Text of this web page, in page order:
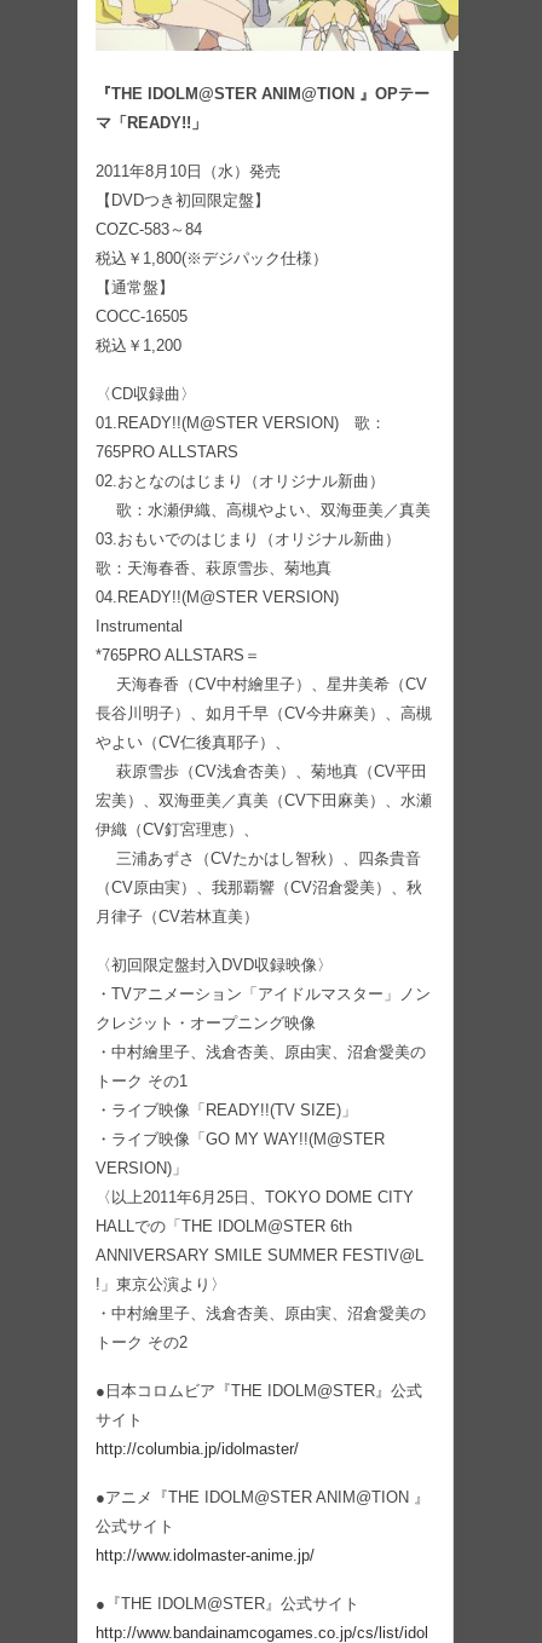
『THE IDOLM@STER ANIM@TION 』OPテー
マ「READY!!」
2011年8月10日（水）発売
【DVDつき初回限定盤】
COZC-583～84
税込￥1,800(※デジパック仕様）
【通常盤】
COCC-16505
税込￥1,200
〈CD収録曲〉
01.READY!!(M@STER VERSION) 歌：
765PRO ALLSTARS
02.おとなのはじまり（オリジナル新曲）
歌：水瀬伊織、高槻やよい、双海亜美／真美
03.おもいでのはじまり（オリジナル新曲）
歌：天海春香、萩原雪歩、菊地真
04.READY!!(M@STER VERSION)
Instrumental
*765PRO ALLSTARS＝
天海春香（CV中村繪里子）、星井美希（CV
長谷川明子）、如月千早（CV今井麻美）、高槻
やよい（CV仁後真耶子）、
萩原雪歩（CV浅倉杏美）、菊地真（CV平田
宏美）、双海亜美／真美（CV下田麻美）、水瀬
伊織（CV釘宮理恵）、
三浦あずさ（CVたかはし智秋）、四条貴音
（CV原由実）、我那覇響（CV沼倉愛美）、秋
月律子（CV若林直美）
〈初回限定盤封入DVD収録映像〉
・TVアニメーション「アイドルマスター」ノン
クレジット・オープニング映像
・中村繪里子、浅倉杏美、原由実、沼倉愛美の
トーク その1
・ライブ映像「READY!!(TV SIZE)」
・ライブ映像「GO MY WAY!!(M@STER
VERSION)」
〈以上2011年6月25日、TOKYO DOME CITY
HALLでの「THE IDOLM@STER 6th
ANNIVERSARY SMILE SUMMER FESTIV@L
!」東京公演より〉
・中村繪里子、浅倉杏美、原由実、沼倉愛美の
トーク その2
●日本コロムビア『THE IDOLM@STER』公式
サイト
http://columbia.jp/idolmaster/
●アニメ『THE IDOLM@STER ANIM@TION 』
公式サイト
http://www.idolmaster-anime.jp/
●『THE IDOLM@STER』公式サイト
http://www.bandainamcogames.co.jp/cs/list/idol